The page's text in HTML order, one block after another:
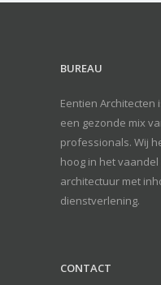
BUREAU
Eentien
een gezonde mix
professionals. Wij
hoog in het
architectuur met
dienstverlening.
CONTACT